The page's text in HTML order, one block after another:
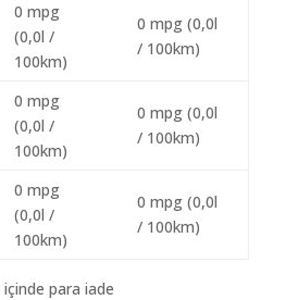
0 mpg
(0,0l /
100km)
0 mpg (0,0l
/ 100km)
0 mpg
(0,0l /
100km)
0 mpg (0,0l
/ 100km)
0 mpg
(0,0l /
100km)
0 mpg (0,0l
/ 100km)
para iade